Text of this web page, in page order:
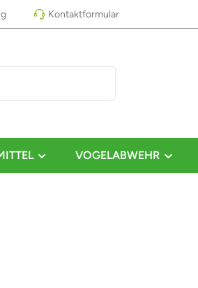
Kontaktformular
VOGELABWEHR